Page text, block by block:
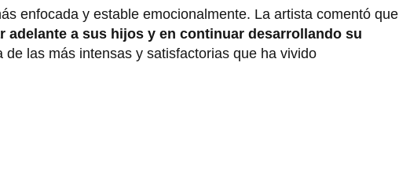
enfocada y estable emocionalmente. La artista comentó que
adelante a sus hijos y en continuar desarrollando su
las más intensas y satisfactorias que ha vivido